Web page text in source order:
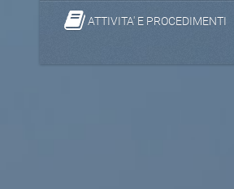
ATTIVITA' E PROCEDIMENTI